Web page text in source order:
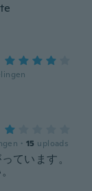
· 15 uploads
ています。